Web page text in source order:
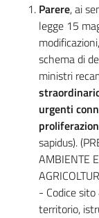
Newsletter
Seguici
Parere, ai
legge 15
schema di
ministri
urgenti
sapidus).
AMBIENTE
- Codice
territorio,